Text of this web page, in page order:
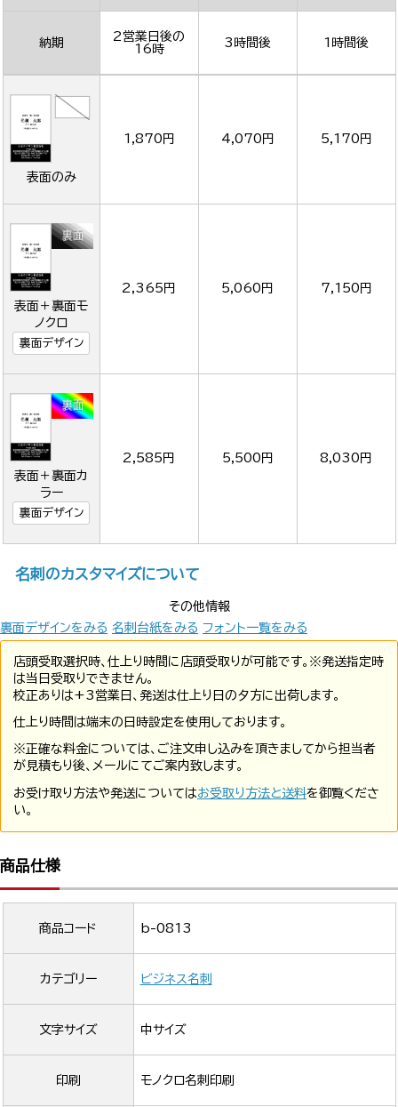
納期
2営業日後の
16時
3時間後 1時間後
表面のみ
1,870円 4,070円 5,170円
表面＋裏面モ
ノクロ
裏面デザイン
2,365円 5,060円 7,150円
表面＋裏面カ
ラー
裏面デザイン
2,585円 5,500円 8,030円
名刺のカスタマイズについて
その他情報
裏面デザインをみる 名刺台紙をみる フォント一覧をみる
店頭受取選択時、仕上り時間に店頭受取りが可能です。※発送指定時
は当日受取りできません。
校正ありは+3営業日、発送は仕上り日の夕方に出荷します。
仕上り時間は端末の日時設定を使用しております。
※正確な料金については、ご注文申し込みを頂きましてから担当者
が見積もり後、メールにてご案内致します。
お受け取り方法や発送についてはお受取り方法と送料を御覧くださ
い。
商品仕様
商品コード b-0813
カテゴリー ビジネス名刺
文字サイズ 中サイズ
印刷 モノクロ名刺印刷